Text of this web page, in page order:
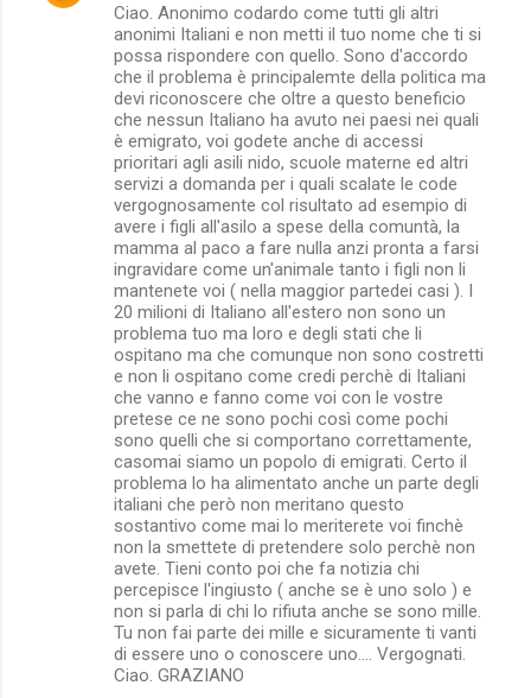
Ciao. Anonimo codardo come tutti gli altri
anonimi Italiani e non metti il tuo nome che ti si
possa rispondere con quello. Sono d'accordo
che il problema è principalemte della politica ma
devi riconoscere che oltre a questo beneficio
che nessun Italiano ha avuto nei paesi nei quali
è emigrato, voi godete anche di accessi
prioritari agli asili nido, scuole materne ed altri
servizi a domanda per i quali scalate le code
vergognosamente col risultato ad esempio di
avere i figli all'asilo a spese della comuntà, la
mamma al paco a fare nulla anzi pronta a farsi
ingravidare come un'animale tanto i figli non li
mantenete voi ( nella maggior partedei casi ). I
20 milioni di Italiano all'estero non sono un
problema tuo ma loro e degli stati che li
ospitano ma che comunque non sono costretti
e non li ospitano come credi perchè di Italiani
che vanno e fanno come voi con le vostre
pretese ce ne sono pochi così come pochi
sono quelli che si comportano correttamente,
casomai siamo un popolo di emigrati. Certo il
problema lo ha alimentato anche un parte degli
italiani che però non meritano questo
sostantivo come mai lo meriterete voi finchè
non la smettete di pretendere solo perchè non
avete. Tieni conto poi che fa notizia chi
percepisce l'ingiusto ( anche se è uno solo ) e
non si parla di chi lo rifiuta anche se sono mille.
Tu non fai parte dei mille e sicuramente ti vanti
di essere uno o conoscere uno.... Vergognati.
Ciao. GRAZIANO